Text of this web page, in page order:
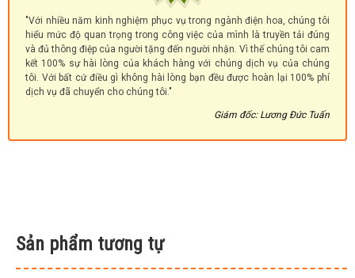
"Với nhiều năm kinh nghiệm phục vụ trong ngành điện hoa, chúng tôi
hiểu mức độ quan trọng trong công việc của mình là truyền tải đúng
và đủ thông điệp của người tặng đến người nhận. Vì thế chúng tôi cam
kết 100% sự hài lòng của khách hàng với chúng dịch vụ của chúng
tôi. Với bất cứ điều gì không hài lòng bạn đều được hoàn lại 100% phí
dịch vụ đã chuyển cho chúng tôi."
Giám đốc: Lương Đức Tuấn
Sản phẩm tương tự